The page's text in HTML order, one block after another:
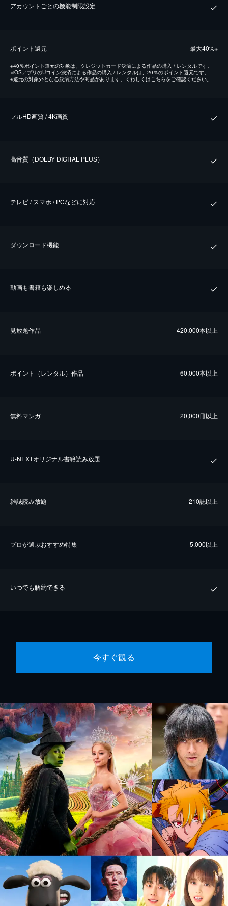
アカウントごとの機能制限設定
ポイント還元 最⼤40%※
※40％ポイント還元の対象は、クレジットカード決済による作品の購入 / レンタルです。
※iOSアプリのUコイン決済による作品の購入 / レンタルは、20％のポイント還元です。
※還元の対象外となる決済方法や商品があります。くわしくはこちらをご確認ください。
フルHD画質 / 4K画質
⾼⾳質（DOLBY DIGITAL PLUS）
テレビ / スマホ / PCなどに対応
ダウンロード機能
動画も書籍も楽しめる
⾒放題作品 420,000本以上
ポイント（レンタル）作品 60,000本以上
無料マンガ 20,000冊以上
U-NEXTオリジナル書籍読み放題
雑誌読み放題 210誌以上
プロが選ぶおすすめ特集 5,000以上
いつでも解約できる
今すぐ観る